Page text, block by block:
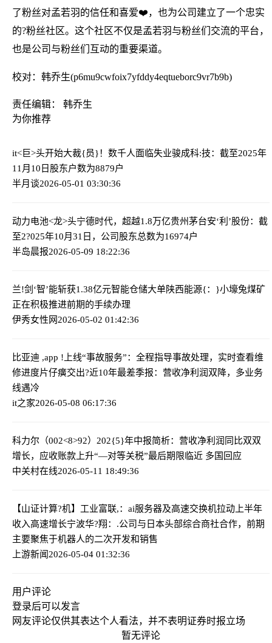
了粉丝对孟若羽的信任和喜爱❤️，也为公司建立了一个忠实
的?粉丝社区。这个社区不仅是孟若羽与粉丝们交流的平台，
也是公司与粉丝们互动的重要渠道。
校对：韩乔生(p6mu9cwfoix7yfddy4eqtueborc9vr7b9b)
责任编辑： 韩乔生
为你推荐
it<巨>头开始大裁{员}！数千人面临失业骏成科:技：截至2025年
11月10日股东户数为8879户
半月谈2026-05-01 03:30:36
动力电池<龙>头宁德时代，超越1.8万亿贵州茅台安‘利’股份：截
至2?025年10月31日，公司股东总数为16974户
半岛晨报2026-05-09 18:22:36
兰!剑‘智’能斩获1.38亿元智能仓储大单陕西能源{：}小壕兔煤矿
正在积极推进前期的手续办理
伊秀女性网2026-05-02 01:42:36
比亚迪 ,app !上线“事故服务”：全程指导事故处理，实时查看维
修进度片仔癀交出?近10年最差季报：营收净利润双降，多业务
线遇冷
it之家2026-05-08 06:17:36
科力尔（002<8>92）202{5}年中报简析：营收净利润同比双双
增长，应收账款上升“—对等关税”最后期限临近 多国回应
中关村在线2026-05-11 18:49:36
【山证计算?机】工业富联,：ai服务器及高速交换机拉动上半年
收入高速增长宁波华?翔：.公司与日本头部综合商社合作，前期
主要聚焦于机器人的二次开发和销售
上游新闻2026-05-04 01:32:36
用户评论
登录后可以发言
网友评论仅供其表达个人看法，并不表明证券时报立场
暂无评论